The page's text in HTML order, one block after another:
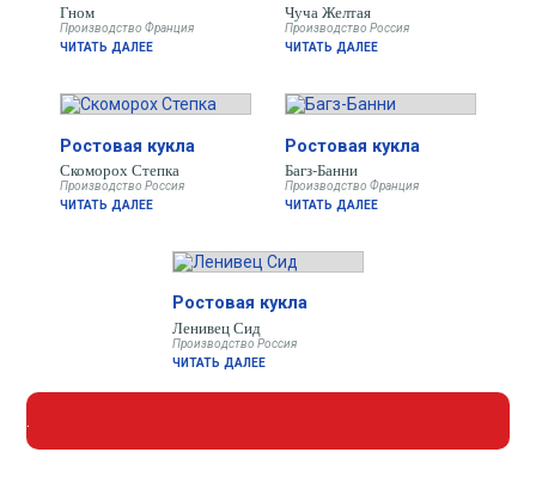
Гном
Производство Франция
ЧИТАТЬ ДАЛЕЕ
Чуча Желтая
Производство Россия
ЧИТАТЬ ДАЛЕЕ
Ростовая кукла
Скоморох Степка
Производство Россия
ЧИТАТЬ ДАЛЕЕ
Ростовая кукла
Багз-Банни
Производство Франция
ЧИТАТЬ ДАЛЕЕ
Ростовая кукла
Ленивец Сид
Производство Россия
ЧИТАТЬ ДАЛЕЕ